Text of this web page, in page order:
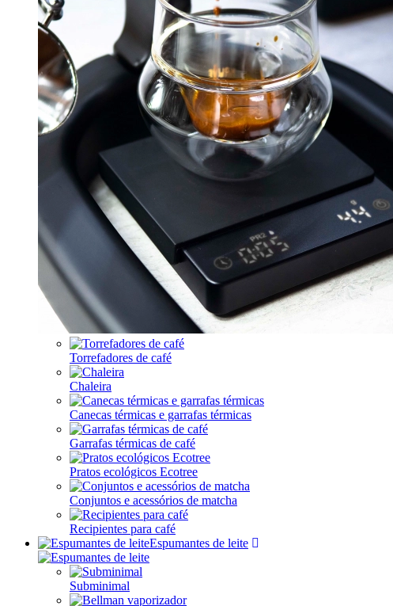
Torrefadores de café
Chaleira
Canecas térmicas e garrafas térmicas
Garrafas térmicas de café
Pratos ecológicos Ecotree
Conjuntos e acessórios de matcha
Recipientes para café
Espumantes de leite
Subminimal